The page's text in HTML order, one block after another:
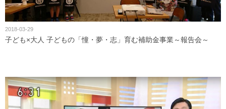
2018-03-29
子ども×大人 子どもの「憧・夢・志」育む補助金事業～報告会～